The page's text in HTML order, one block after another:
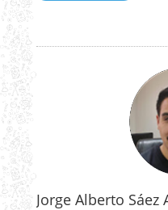
Jorge Alberto Sáez